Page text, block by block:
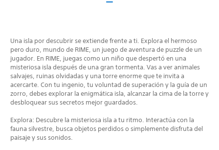
Una isla por descubrir se extiende frente a ti. Explora el hermoso
pero duro, mundo de RIME, un juego de aventura de puzzle de un
jugador. En RIME, juegas como un niño que despertó en una
misteriosa isla después de una gran tormenta. Vas a ver animales
salvajes, ruinas olvidadas y una torre enorme que te invita a
acercarte. Con tu ingenio, tu voluntad de superación y la guía de un
zorro, debes explorar la enigmática isla, alcanzar la cima de la torre y
desbloquear sus secretos mejor guardados.
Explora: Descubre la misteriosa isla a tu ritmo. Interactúa con la
fauna silvestre, busca objetos perdidos o simplemente disfruta del
paisaje y sus sonidos.